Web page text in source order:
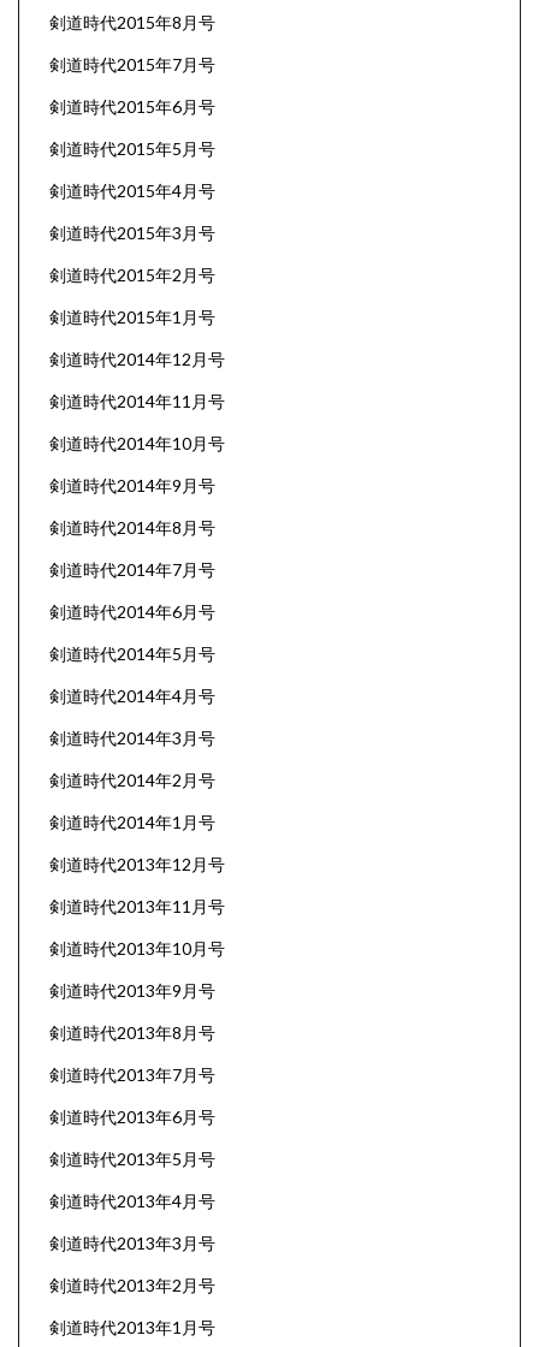
剣道時代2015年8月号
剣道時代2015年7月号
剣道時代2015年6月号
剣道時代2015年5月号
剣道時代2015年4月号
剣道時代2015年3月号
剣道時代2015年2月号
剣道時代2015年1月号
剣道時代2014年12月号
剣道時代2014年11月号
剣道時代2014年10月号
剣道時代2014年9月号
剣道時代2014年8月号
剣道時代2014年7月号
剣道時代2014年6月号
剣道時代2014年5月号
剣道時代2014年4月号
剣道時代2014年3月号
剣道時代2014年2月号
剣道時代2014年1月号
剣道時代2013年12月号
剣道時代2013年11月号
剣道時代2013年10月号
剣道時代2013年9月号
剣道時代2013年8月号
剣道時代2013年7月号
剣道時代2013年6月号
剣道時代2013年5月号
剣道時代2013年4月号
剣道時代2013年3月号
剣道時代2013年2月号
剣道時代2013年1月号